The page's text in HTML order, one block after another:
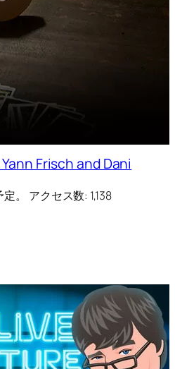
Frisch and Dani
。 アクセス数: 1,138